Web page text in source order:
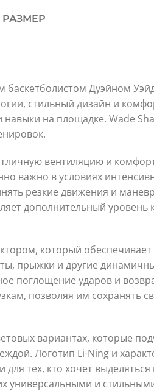
РАЗМЕР
баскетболистом Дуэйном
стильный дизайн и
на площадке. Wade
вентиляцию и
важно в условиях
резкие движения и
дополнительный уровень
который
прыжки и другие
поглощение ударов и
позволяя им сохранять
вариантах, которые
Логотип Li-Ning и
тех, кто хочет
универсальными и